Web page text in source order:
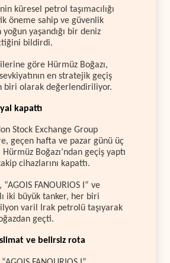
küresel petrol taşımacılığı
öneme sahip ve güvenlik
yaşandığı bir deniz
bildirdi.
göre Hürmüz Boğazı,
en stratejik geçiş
biri olarak değerlendiriliyor.
kapattı
Stock Exchange Group
geçen hafta ve pazar günü üç
Boğazı’ndan geçiş yaptı
cihazlarını kapattı.
FANOURIOS I” ve
iki büyük tanker, her biri
varil Irak petrolü taşıyarak
geçti.
ve belirsiz rota